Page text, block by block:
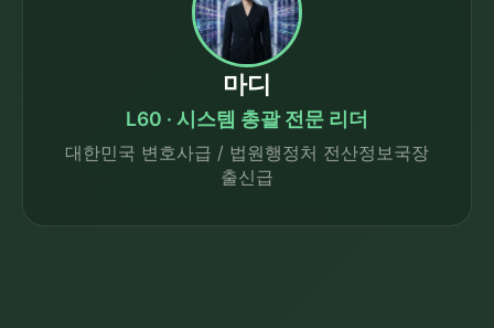
마디
L60 · 시스템 총괄 전문 리더
대한민국 변호사급 / 법원행정처 전산정보국장
출신급